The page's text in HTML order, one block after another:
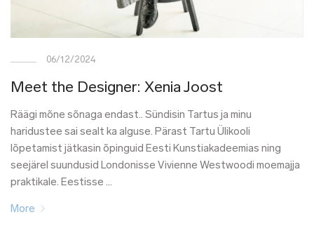
06/12/2024
Meet the Designer: Xenia Joost
Räägi mõne sõnaga endast.. Sündisin Tartus ja minu
haridustee sai sealt ka alguse. Pärast Tartu Ülikooli
lõpetamist jätkasin õpinguid Eesti Kunstiakadeemias ning
seejärel suundusid Londonisse Vivienne Westwoodi moemajja
praktikale. Eestisse …
More